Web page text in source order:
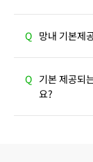
Q 망내 기본제
Q 기본 제공되
요?